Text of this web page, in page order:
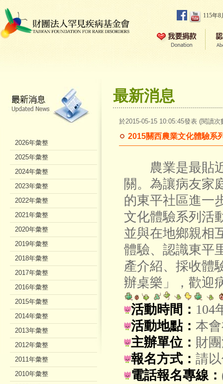
115年
最新消息
於2015-05-15 10:05:45發表 (閱讀次
2015關西農業文化體驗系
農業是最貼近
關。為讓病友家
的東平社區進一
文化體驗系列活
並與在地鄉親相
體驗、認識東平
產介紹、採收體
辦桌樂」，歡迎
活動時間： 104
活動地點： 本
主辦單位： 財
報名方式： 請
電話報名專線：
2026年彙整
2025年彙整
2024年彙整
2023年彙整
2022年彙整
2021年彙整
2020年彙整
2019年彙整
2018年彙整
2017年彙整
2016年彙整
2015年彙整
2014年彙整
2013年彙整
2012年彙整
2011年彙整
2010年彙整